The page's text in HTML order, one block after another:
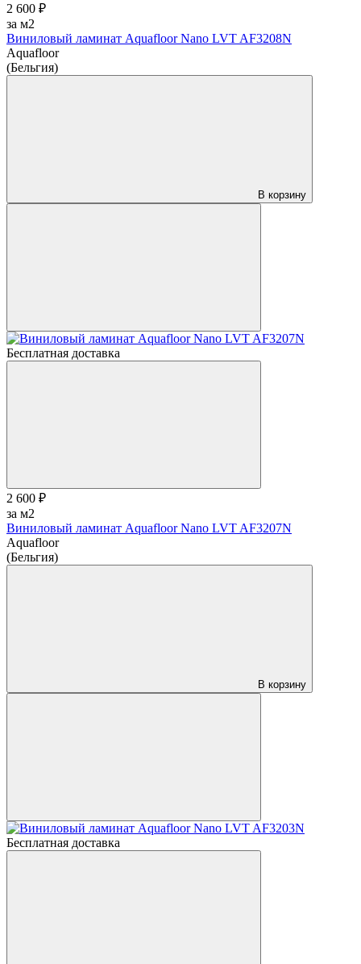
2 600 ₽
за м2
Виниловый ламинат Aquafloor Nano LVT AF3208N
Aquafloor
(Бельгия)
В корзину
Бесплатная доставка
2 600 ₽
за м2
Виниловый ламинат Aquafloor Nano LVT AF3207N
Aquafloor
(Бельгия)
В корзину
Бесплатная доставка